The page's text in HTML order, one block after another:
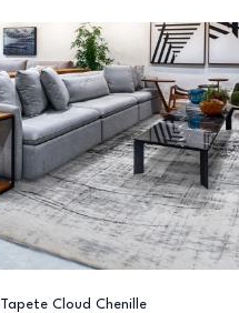
Tapete Cloud Chenille